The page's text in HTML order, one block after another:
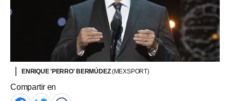
ENRIQUE 'PERRO' BERMÚDEZ(MEXSPORT)
Compartir en